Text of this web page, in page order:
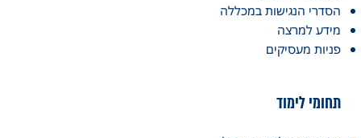
הסדרי הנגישות במכללה
מידע למרצה
פניות מעסיקים
תחומי לימוד